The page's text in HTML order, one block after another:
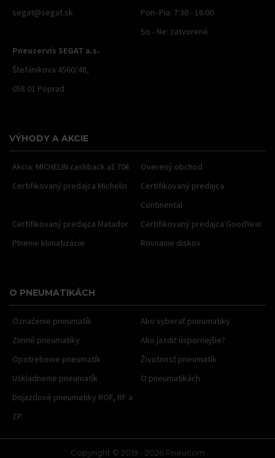
segat@segat.sk
Pon- Pia: 7:30 - 16:00
So - Ne: zatvorené
Pneuservis SEGAT a.s.
Štefánikova 4560/48,
058 01 Poprad
VÝHODY A AKCIE
Akcia: MICHELIN cashback až 70€
Overený obchod
Certifikovaný predajca Michelin
Certifikovaný predajca
Continental
Certifikovaný predajca Matador
Certifikovaný predajca GoodYear
Plnenie klimatizácie
Rovnanie diskov
O PNEUMATIKÁCH
Označenie pneumatík
Ako vyberať pneumatiky
Zimné pneumatiky
Ako jazdiť úspornejšie?
Opotrebenie pneumatík
Životnosť pneumatík
Uskladnenie pneumatík
O pneumatikách
Dojazdové pneumatiky ROF, RF a
ZP
Copyright © 2019 - 2026 Pneucom